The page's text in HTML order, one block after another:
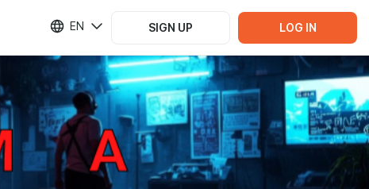
EN SIGN UP LOG IN